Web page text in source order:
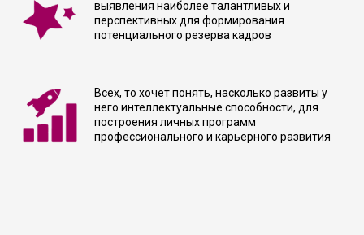
выявления наиболее талантливых и
перспективных для формирования
потенциального резерва кадров
Всех, то хочет понять, насколько развиты у
него интеллектуальные способности, для
построения личных программ
профессионального и карьерного развития